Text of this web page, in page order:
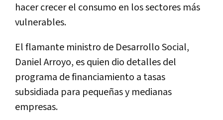
hacer crecer el consumo en los sectores más
vulnerables.
El flamante ministro de Desarrollo Social,
Daniel Arroyo, es quien dio detalles del
programa de financiamiento a tasas
subsidiada para pequeñas y medianas
empresas.